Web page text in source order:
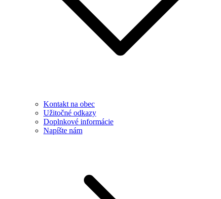
Kontakt na obec
Užitočné odkazy
Doplnkové informácie
Napíšte nám